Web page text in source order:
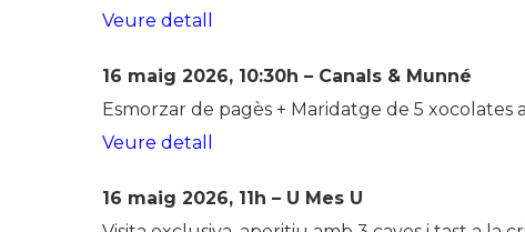
Veure detall
16 maig 2026, 10:30h – Canals & Munné
Esmorzar de pagès + Maridatge de 5 xocolates
Veure detall
16 maig 2026, 11h – U Mes U